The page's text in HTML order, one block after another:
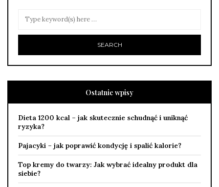
Ostatnie wpisy
Dieta 1200 kcal – jak skutecznie schudnąć i uniknąć
ryzyka?
Pajacyki – jak poprawić kondycję i spalić kalorie?
Top kremy do twarzy: Jak wybrać idealny produkt dla
siebie?